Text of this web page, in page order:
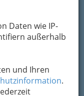
Daten wie IP-
außerhalb
und Ihren
.
und 20.10.